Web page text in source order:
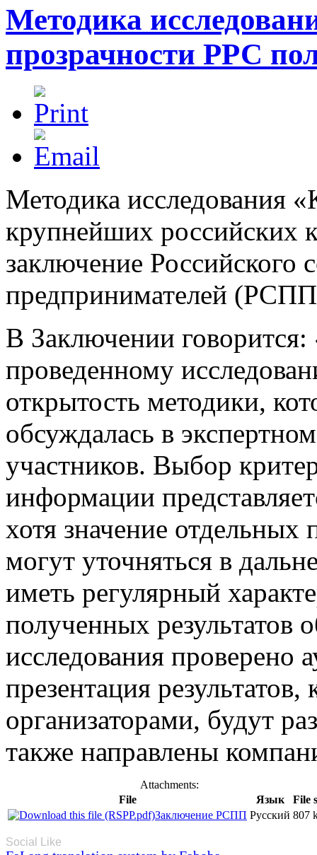
Методика
прозрачности РРС
Методика исследования
крупнейших российских
заключение
предпринимателей
В Заключении говорится:
проведенному
открытость методики,
обсуждалась в
участников. Выбор
информации
хотя значение отдельных
могут уточняться в
иметь регулярный
полученных результатов
исследования проверено
презентация результатов,
организаторами, будут
также направлены
Attachments:
File
Язык
File
Заключение РСПП Русский 807
Social Like